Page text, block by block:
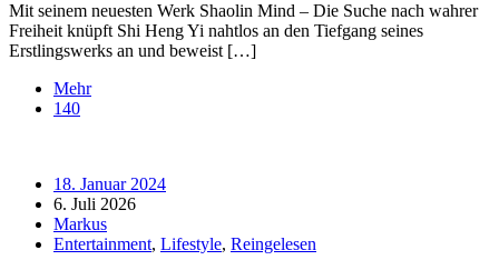
Mit seinem neuesten Werk Shaolin Mind – Die Suche nach wahrer
Freiheit knüpft Shi Heng Yi nahtlos an den Tiefgang seines
Erstlingswerks an und beweist […]
Mehr
140
18. Januar 2024
6. Juli 2026
Markus
Entertainment, Lifestyle, Reingelesen